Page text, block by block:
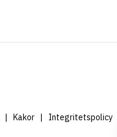
Kakor Integritetspolicy